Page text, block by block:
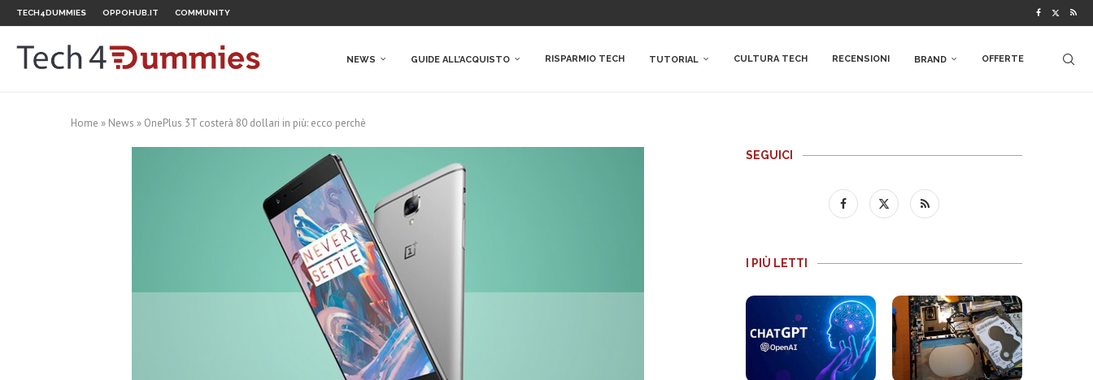
TECH4DUMMIES OPPOHUB.IT COMMUNITY
NEWS GUIDE ALL’ACQUISTO RISPARMIO TECH TUTORIAL CULTURA TECH RECENSIONI BRAND OFFERTE
Home » News » OnePlus 3T costerà 80 dollari in più: ecco perchè
SEGUICI
I PIÙ LETTI